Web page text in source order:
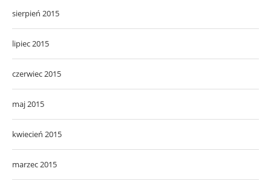
sierpień 2015
lipiec 2015
czerwiec 2015
maj 2015
kwiecień 2015
marzec 2015